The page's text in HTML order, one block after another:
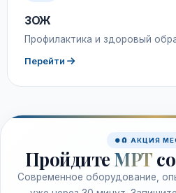
ЗОЖ
Профилактика и здоровый
Перейти
🧲 АКЦИЯ
Пройдите МРТ
Современное оборудование,